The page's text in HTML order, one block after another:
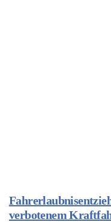
verbotenem